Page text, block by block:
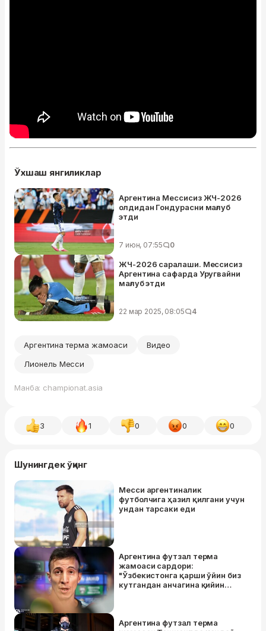
Ўхшаш янгиликлар
Аргентина Мессисиз ЖЧ-2026
олдидан Гондурасни мағлуб
этди
7 июн, 07:55 0
ЖЧ-2026 саралаши. Мессисиз
Аргентина сафарда Уругвайни
мағлуб этди
22 мар 2025, 08:05 4
Аргентина терма жамоаси
Видео
Лионель Месси
Манба: championat.asia
3 1 0 0 0
Шунингдек ўқинг
Месси аргентиналик
футболчига ҳазил қилгани учун
ундан тарсаки еди
Аргентина футзал терма
жамоаси сардори:
"Ўзбекистонга қарши ўйин биз
кутгандан анчагина қийин
Аргентина футзал терма